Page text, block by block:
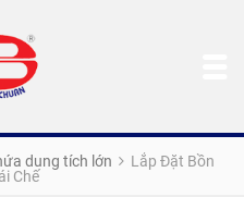
dung tích lớn
Lắp Đặt Bồn
Chế